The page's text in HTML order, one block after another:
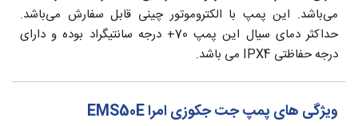
می‌باشد. این پمپ با الکتروموتور چینی قابل سفارش می‌باشد.
حداکثر دمای سیال این پمپ 70+ درجه سانتیگراد بوده و دارای
درجه حفاظتی IPX4 می باشد.
ویژگی های پمپ جت جکوزی امرا EMS50E